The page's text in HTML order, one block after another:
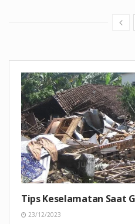
Tips Keselamatan Saat
23/12/2023